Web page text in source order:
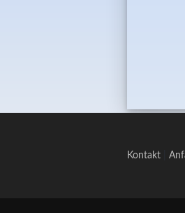
Kontakt